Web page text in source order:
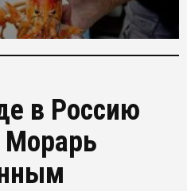
в Россию
Морарь